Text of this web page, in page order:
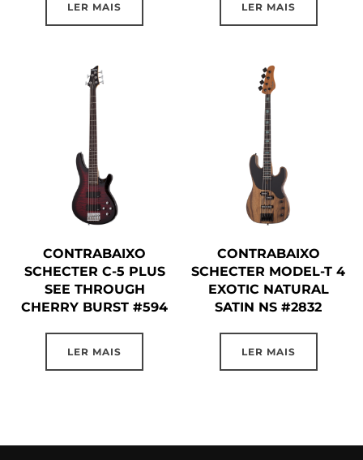
LER MAIS LER MAIS
CONTRABAIXO
SCHECTER C-5 PLUS
SEE THROUGH
CHERRY BURST #594
LER MAIS
CONTRABAIXO
SCHECTER MODEL-T 4
EXOTIC NATURAL
SATIN NS #2832
LER MAIS